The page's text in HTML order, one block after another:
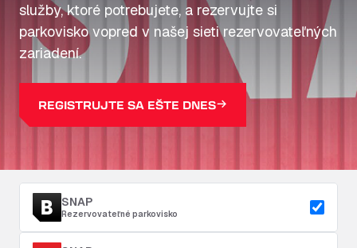
služby, ktoré potrebujete, a rezervujte si
parkovisko vopred v našej sieti rezervovateľných
zariadení.
REGISTRUJTE SA EŠTE DNES
SNAP
Rezervovateľné parkovisko